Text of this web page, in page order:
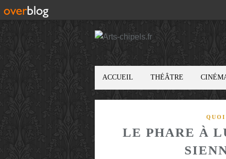
ACCUEIL THÉÂTRE
LE PHARE À